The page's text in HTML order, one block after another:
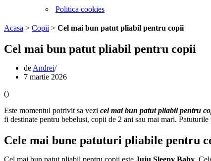
Politica cookies
Acasa > Copii > Cel mai bun patut pliabil pentru copii
Cel mai bun patut pliabil pentru copii
de Andrei
7 martie 2026
()
Este momentul potrivit sa vezi cel mai bun patut pliabil pentru
fi destinate pentru bebelusi, copii de 2 ani sau mai mari.
Cele mai bune patuturi pliabile pentru
Cel mai bun patut pliabil pentru copii este Juju Sleepy Baby.